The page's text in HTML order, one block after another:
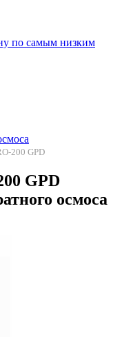
200 GPD
GPD
осмоса